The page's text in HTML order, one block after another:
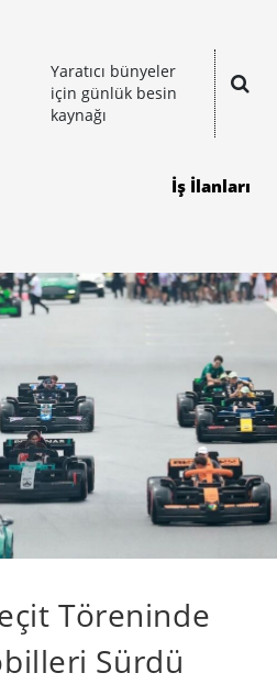
Yaratıcı bünyeler
için günlük besin
kaynağı
İş İlanları
Töreninde
Sürdü